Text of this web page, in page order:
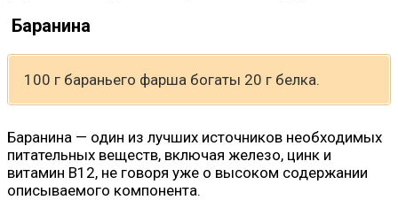
Баранина
100 г бараньего фарша богаты 20 г белка.
Баранина — один из лучших источников необходимых
питательных веществ, включая железо, цинк и
витамин B12, не говоря уже о высоком содержании
описываемого компонента.